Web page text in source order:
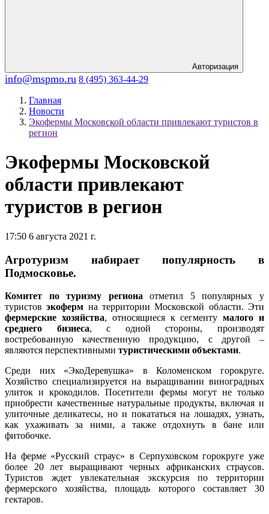
Авторизация
info@mspmo.ru 8 (495) 363-44-29
Главная
Новости
Экофермы Московской области привлекают туристов в
регион
Экофермы Московской
области привлекают
туристов в регион
17:50 6 августа 2021 г.
Агротуризм набирает популярность в
Подмосковье.
Комитет по туризму региона отметил 5 популярных у
туристовэкоферм на территории Московской области. Эти
фермерские хозяйства, относящиеся к сегментумалого и
среднего бизнеса, с одной стороны, производят
востребованную качественную продукцию, с другой –
являются перспективными туристическими объектами.
Среди них «ЭкоДеревушка» в Коломенском горокруге.
Хозяйство специализируется на выращивании виноградных
улиток и крокодилов. Посетители фермы могут не только
приобрести качественные натуральные продукты, включая и
улиточные деликатесы, но и покататься на лошадях, узнать,
как ухаживать за ними, а также отдохнуть в бане или
фитобочке.
На ферме «Русский страус» в Серпуховском горокруге уже
более 20 лет выращивают черных африканских страусов.
Туристов ждет увлекательная экскурсия по территории
фермерского хозяйства, площадь которого составляет 30
гектаров.